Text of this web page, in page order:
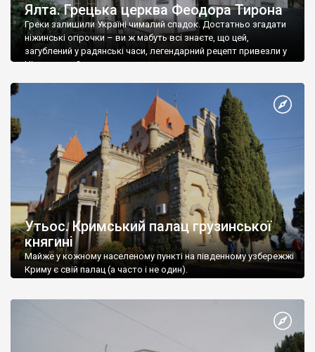
Ялта. Грецька церква Феодора Тирона
Греки залишили Україні чималий спадок. Достатньо згадати
ніжинські огірочки – ви ж мабуть всі знаєте, що цей,
загублений у радянські часи, легендарний рецепт привезли у
Ніжин греки?
Утьос. Кримський палац грузинської
княгині
Майже у кожному населеному пункті на південному узбережжі
Криму є свій палац (а часто і не один).